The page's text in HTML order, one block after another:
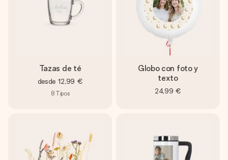
Tazas de té
desde 12,99 €
8 Tipos
Globo con foto y
texto
24,99 €